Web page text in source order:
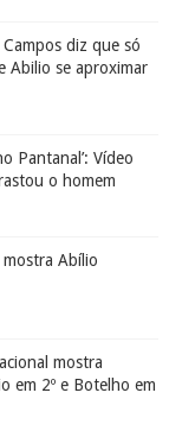
diz que só
Abilio se aproximar
Pantanal’: Vídeo
o homem
mostra Abílio
mostra
em 2º e Botelho em